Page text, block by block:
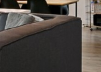
AppartementMaastricht
veelgestelde vragen